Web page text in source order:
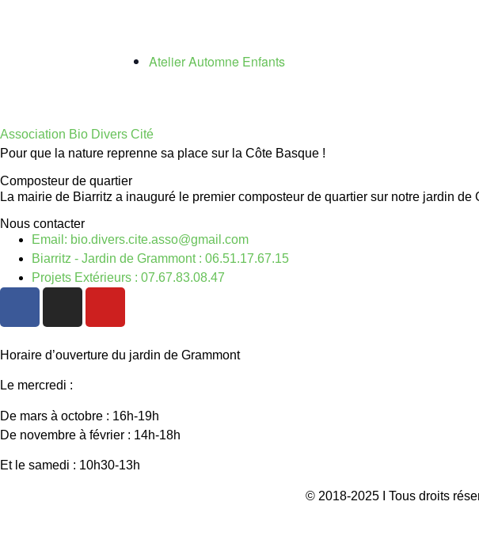
Atelier Automne Enfants
Association Bio Divers Cité
Pour que la nature reprenne sa place sur la Côte Basque !
Composteur de quartier
La mairie de Biarritz a inauguré le premier composteur de quartier sur notre jardin
Nous contacter
Email: bio.divers.cite.asso@gmail.com
Biarritz - Jardin de Grammont : 06.51.17.67.15
Projets Extérieurs : 07.67.83.08.47
Horaire d’ouverture du jardin de Grammont
Le mercredi :
De mars à octobre : 16h-19h
De novembre à février : 14h-18h
Et le samedi : 10h30-13h
© 2018-2025 I Tous droits